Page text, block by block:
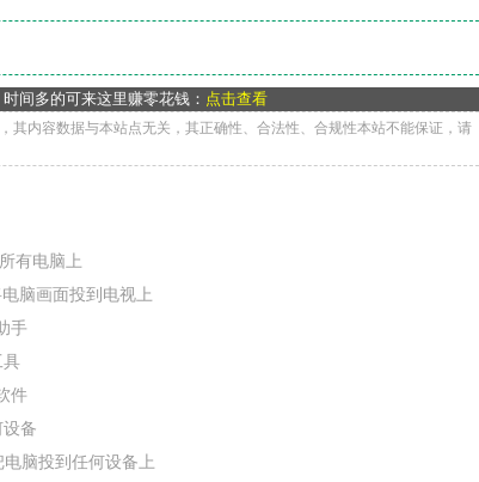
时间多的可来这里赚零花钱： 点击查看
其内容数据与本站点无关，其正确性、合法性、合规性本站不能保证，请
有电脑上
脑画面投到电视上
手
具
件
备
脑投到任何设备上